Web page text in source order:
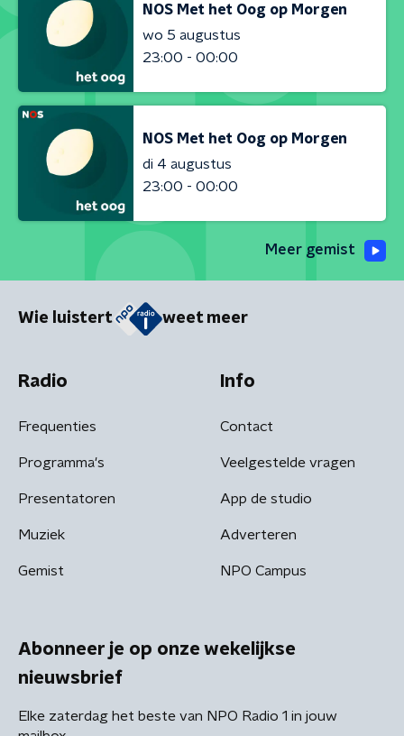
NOS Met het Oog op Morgen
wo 5 augustus
23:00 - 00:00
NOS Met het Oog op Morgen
di 4 augustus
23:00 - 00:00
Meer gemist
Wie luistert weet meer
Radio
Frequenties
Programma's
Presentatoren
Muziek
Gemist
Info
Contact
Veelgestelde vragen
App de studio
Adverteren
NPO Campus
Abonneer je op onze wekelijkse
nieuwsbrief
Elke zaterdag het beste van NPO Radio 1 in jouw